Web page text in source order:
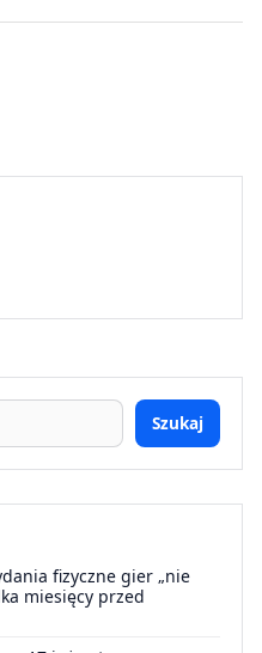
Szukaj
fizyczne gier „nie
miesięcy przed